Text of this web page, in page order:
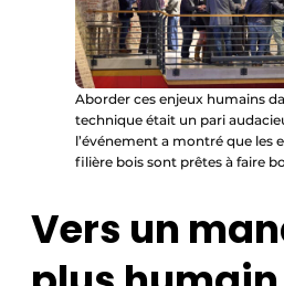
Aborder ces enjeux humains
technique était un pari
l’événement a montré que les
filière bois sont prêtes à faire
Vers un